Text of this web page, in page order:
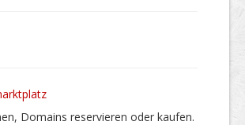
Domains reservieren oder kaufen.